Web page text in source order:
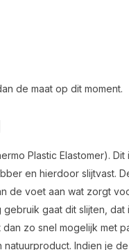
de maat op dit moment.
Plastic Elastomer). Dit
en hierdoor slijtvast.
de voet aan wat zorgt
gaat dit slijten, dat
zo snel mogelijk met
Indien je